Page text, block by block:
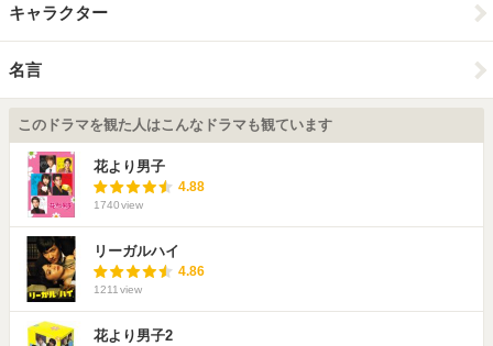
キャラクター
名言
このドラマを観た人はこんなドラマも観ています
花より男子
4.88
1740view
リーガルハイ
4.86
1211 view
花より男子2